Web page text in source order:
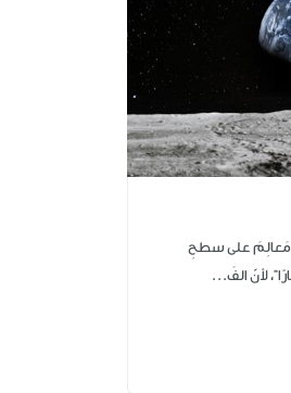
مَعالِمَ على سطحِ
لأنّ الفَ...